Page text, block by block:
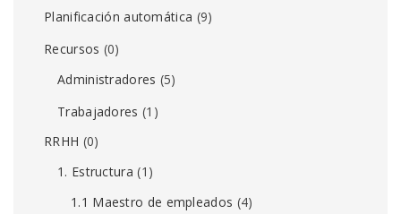
Planificación automática (9)
Recursos (0)
Administradores (5)
Trabajadores (1)
RRHH (0)
1. Estructura (1)
1.1 Maestro de empleados (4)